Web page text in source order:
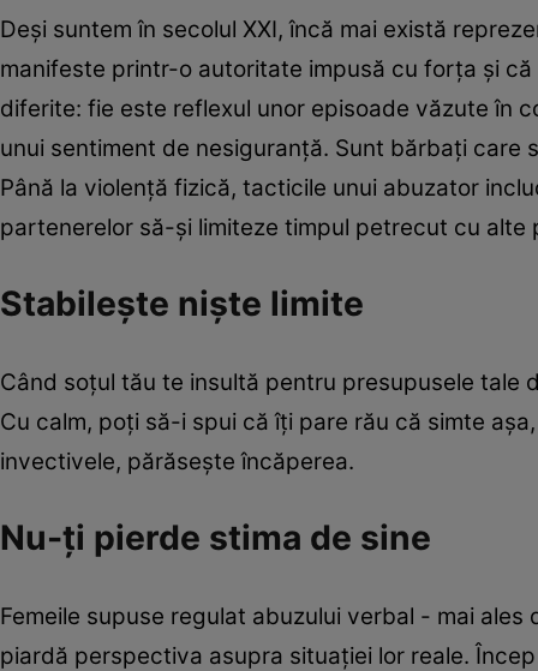
Deşi suntem în secolul XXI, încă mai există
manifeste printr-o autoritate impusă cu forţa şi
diferite: fie este reflexul unor episoade văzute în
unui sentiment de nesiguranţă. Sunt bărbaţi
Până la violenţă fizică, tacticile unui abuzator
partenerelor să-şi limiteze timpul petrecut cu alte
Stabileşte nişte limite
Când soţul tău te insultă pentru presupusele
Cu calm, poţi să-i spui că îţi pare rău că simte
invectivele, părăseşte încăperea.
Nu-ţi pierde stima de sine
Femeile supuse regulat abuzului verbal - mai
piardă perspectiva asupra situaţiei lor reale.